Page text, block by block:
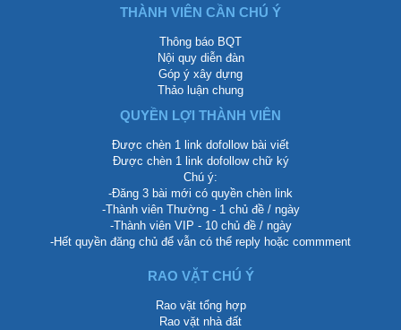
THÀNH VIÊN CẦN CHÚ Ý
Thông báo BQT
Nội quy diễn đàn
Góp ý xây dựng
Thảo luận chung
QUYỀN LỢI THÀNH VIÊN
Được chèn 1 link dofollow bài viết
Được chèn 1 link dofollow chữ ký
Chú ý:
-Đăng 3 bài mới có quyền chèn link
-Thành viên Thường - 1 chủ đề / ngày
-Thành viên VIP - 10 chủ đề / ngày
-Hết quyền đăng chủ để vẫn có thể reply hoặc commment
RAO VẶT CHÚ Ý
Rao vặt tổng hợp
Rao vặt nhà đất